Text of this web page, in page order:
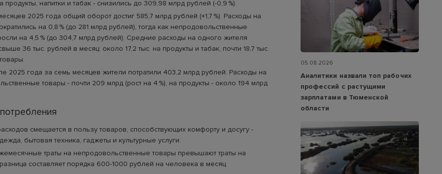
продукты, напитки и табак - снизились до 309,98 млрд рублей (-0,9 %).
2025 года общий оборот достиг 585,7 млрд рублей (+1,7 %). Расходы на
на 0,8 % (до 281 млрд рублей), тогда как непродовольственные
на 4,5 % (до 304,7 млрд рублей). Средние расходы на одного жителя
36 тыс. рублей в месяц: около 17,2 тыс. на продукты и табак, почти 18,7 тыс.
2025 года за семь месяцев жители потратили 403,2 млрд рублей. Расходы на
товары - почти 209 млрд (рост на 4 %), на продукты - около 194 млрд
смещается в пользу товаров, способствующих комфорту и досугу -
бытовая техника, гаджеты и культурные услуги.
траты на непродовольственные товары превышают траты на
составляет порядка 600-1000 рублей на человека в месяц.
05.08.2026
Аналитики назвали топ рабочих
профессий с растущими
зарплатами в Тюменской
области